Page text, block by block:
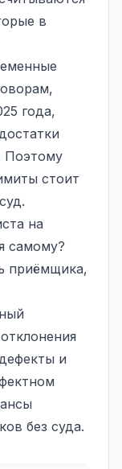
в
года,
Поэтому
стоит
на
самому?
приёмщика,
и
без суда.